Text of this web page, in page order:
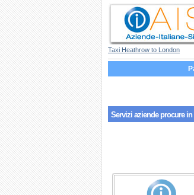
Taxi Heathrow to London
Servizi aziende procurein